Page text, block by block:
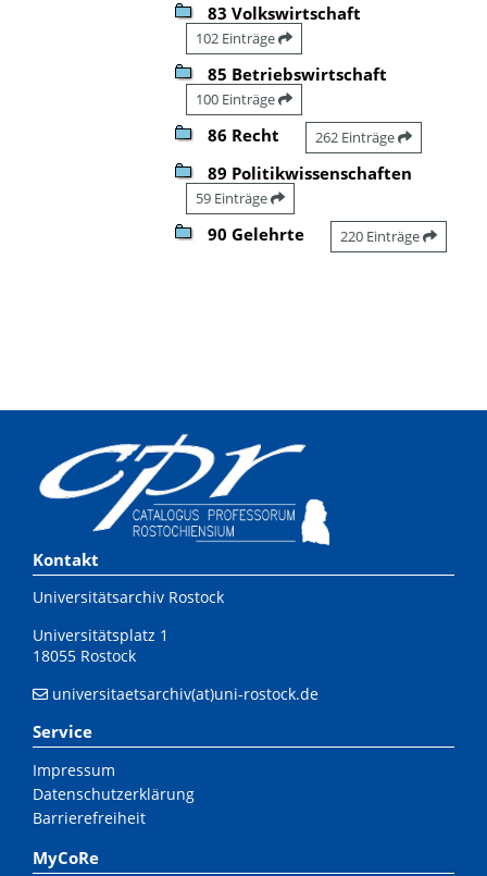
83 Volkswirtschaft
102 Einträge
85 Betriebswirtschaft
100 Einträge
86 Recht 262 Einträge
89 Politikwissenschaften
59 Einträge
90 Gelehrte 220 Einträge
Kontakt
Universitätsarchiv Rostock
Universitätsplatz 1
18055 Rostock
universitaetsarchiv(at)uni-rostock.de
Service
Impressum
Datenschutzerklärung
Barrierefreiheit
MyCoRe